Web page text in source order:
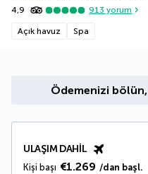
4,9 913 yorum
Açık havuz Spa
Ödemenizi bölün,
ULAŞIM DAHIL
Kişi başı €1.269 /dan başl.